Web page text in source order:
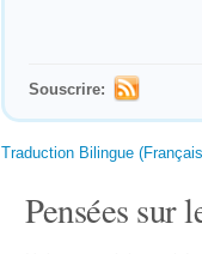
Souscrire:
Traduction Bilingue
Pensées sur